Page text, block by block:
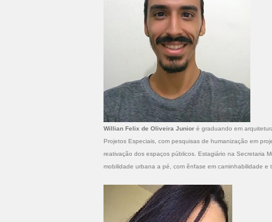
Willian Felix de Oliveira Junior é graduando em
Projetos Especiais, com pesquisas de humanização em
reativação dos espaços públicos. Estagiário na Secretaria
mobilidade urbana a pé, com ênfase em caminhabilidade e